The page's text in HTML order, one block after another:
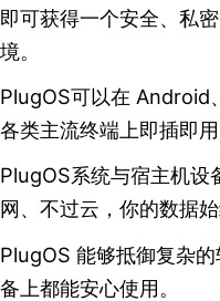
即可获得一个安全、私
境。
PlugOS可以在 Android
各类主流终端上即插即用
PlugOS系统与宿主机设
网、不过云，你的数据
PlugOS 能够抵御复杂
备上都能安心使用。
Русский